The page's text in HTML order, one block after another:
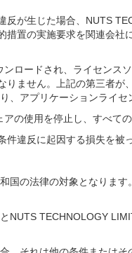
が生じた場合、NUTS
置の実施要求を関連会
ロードされ、ライセンス
ません。上記の第三者
アプリケーションライセ
の使用を停止し、すべて
違反に起因する損失を被
国の法律の対象となりま
NUTS TECHNOLOGY